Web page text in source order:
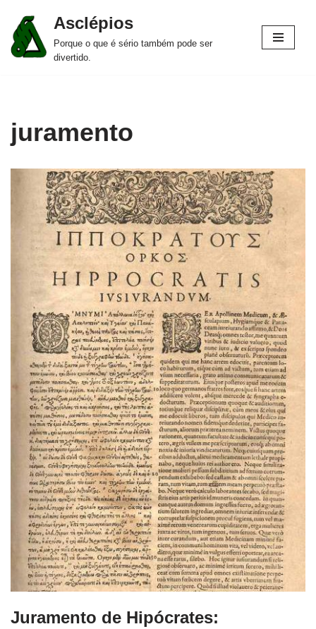
Pular
para
Asclépios
Porque o que é sério também pode ser
divertido.
juramento
Juramento de Hipócrates: